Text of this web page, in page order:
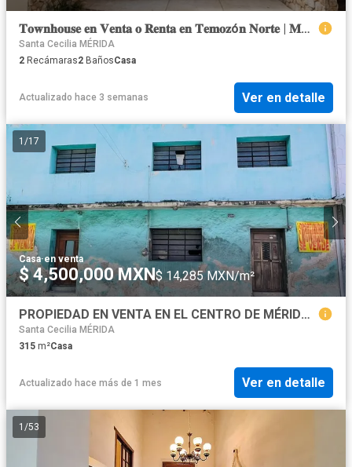
𝐓𝐨𝐰𝐧𝐡𝐨𝐮𝐬𝐞 𝐞𝐧 𝐕𝐞𝐧𝐭𝐚 𝐨 𝐑𝐞𝐧𝐭𝐚 𝐞𝐧 𝐓𝐞𝐦𝐨𝐳ó𝐧 𝐍𝐨𝐫𝐭𝐞 | 𝐌é𝐫𝐢𝐝𝐚, 𝐘𝐮𝐜𝐚𝐭á𝐧
Santa Cecilia MÉRIDA
2 Recámaras2 BañosCasa
Actualizado hace 3 semanas Ver en detalle
1 /17
Casa·en venta
$ 4,500,000 MXN$ 14,285 MXN/m²
PROPIEDAD EN VENTA EN EL CENTRO DE MÉRIDA. CALLE 66 COL. CENTRO
Santa Cecilia MÉRIDA
315 m²Casa
Actualizado hace más de 1 mes Ver en detalle
1 /53